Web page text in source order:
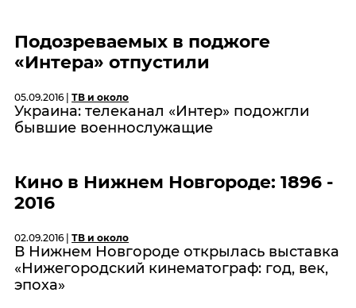
Подозреваемых в поджоге
«Интера» отпустили
05.09.2016 | ТВ и около
Украина: телеканал «Интер» подожгли
бывшие военнослужащие
Кино в Нижнем Новгороде: 1896 -
2016
02.09.2016 | ТВ и около
В Нижнем Новгороде открылась выставка
«Нижегородский кинематограф: год, век,
эпоха»